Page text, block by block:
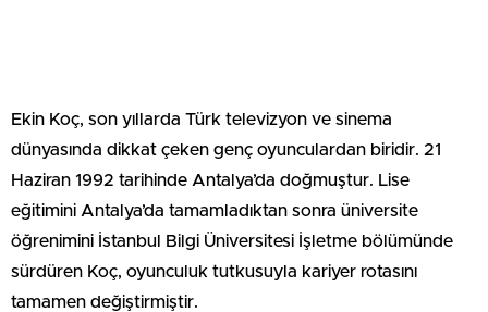
Ekin Koç, son yıllarda Türk televizyon ve sinema
dünyasında dikkat çeken genç oyunculardan biridir. 21
Haziran 1992 tarihinde Antalya’da doğmuştur. Lise
eğitimini Antalya’da tamamladıktan sonra üniversite
öğrenimini İstanbul Bilgi Üniversitesi İşletme bölümünde
sürdüren Koç, oyunculuk tutkusuyla kariyer rotasını
tamamen değiştirmiştir.